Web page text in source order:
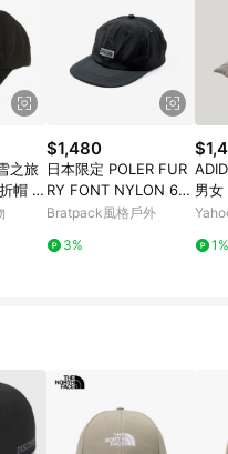
賣不具回饋資格： 如
而非最終消費使用者，
之旅
帽 黑
$1,480
日本限定 POLER FUR
RY FONT NYLON 6P
CAP 六片尼龍帽 / 黑
Bratpack風格戶外
3%
男女
1%